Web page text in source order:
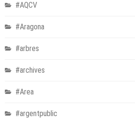
#AQCV
#Aragona
#arbres
#archives
#Area
#argentpublic